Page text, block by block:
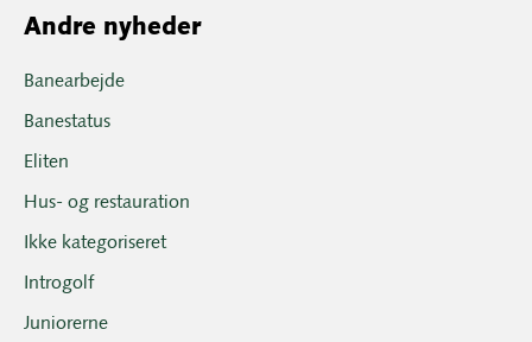
Andre nyheder
Banearbejde
Banestatus
Eliten
Hus- og restauration
Ikke kategoriseret
Introgolf
Juniorerne